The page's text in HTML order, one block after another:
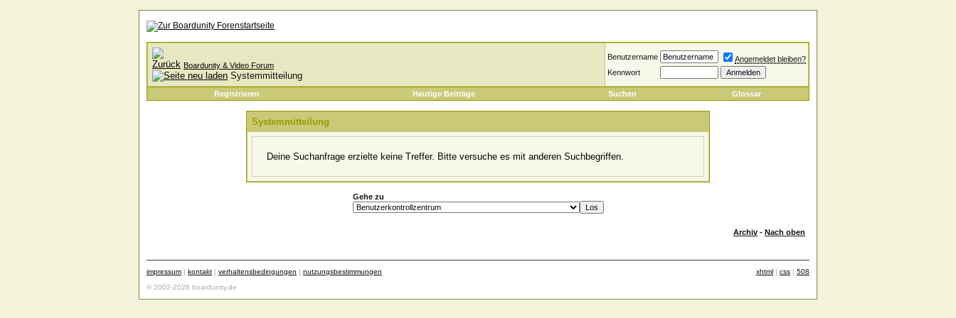
Boardunity & Video Forum
Systemmitteilung
Benutzername
Angemeldet bleiben?
Kennwort
Registrieren Heutige Beiträge Suchen Glossar
Systemmitteilung
Deine Suchanfrage erzielte keine Treffer. Bitte versuche es mit anderen Suchbegriffen.
Gehe zu
Archiv - Nach oben
impressum | kontakt | verhaltensbedingungen | nutzungsbestimmungen xhtml | css | 508
© 2002-2026 boardunity.de